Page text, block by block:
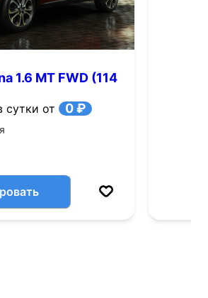
1.6 MT FWD (114
сутки от 0 ₽